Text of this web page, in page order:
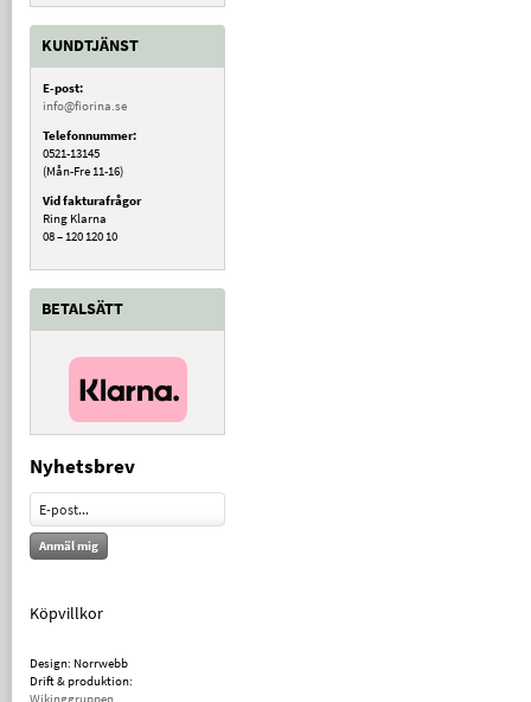
KUNDTJÄNST
E-post:
info@fiorina.se
Telefonnummer:
0521-13145
(Mån-Fre 11-16)
Vid fakturafrågor
Ring Klarna
08 – 120 120 10
BETALSÄTT
Nyhetsbrev
Anmäl mig
Köpvillkor
Design: Norrwebb
Drift & produktion:
Wikinggruppen